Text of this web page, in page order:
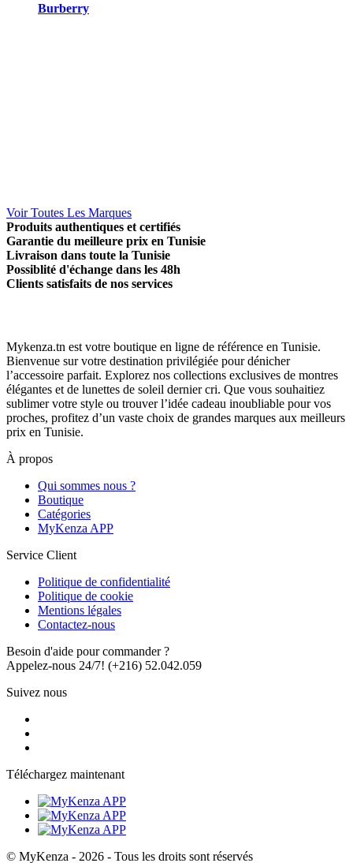
Burberry
Voir Toutes Les Marques
Produits authentiques et certifiés
Garantie du meilleure prix en Tunisie
Livraison dans toute la Tunisie
Possiblité d'échange dans les 48h
Clients satisfaits de nos services
Mykenza.tn est votre boutique en ligne de référence en Tunisie.
Bienvenue sur votre destination privilégiée pour dénicher
l’accessoire parfait. Explorez nos collections exclusives de montres
élégantes et de lunettes de soleil dernier cri. Que vous souhaitiez
sublimer votre style ou trouver l’idée cadeau inoubliable pour vos
proches, profitez d’un vaste choix de grandes marques aux meilleurs
prix en Tunisie.
À propos
Qui sommes nous ?
Boutique
Catégories
MyKenza APP
Service Client
Politique de confidentialité
Politique de cookie
Mentions légales
Contactez-nous
Besoin d'aide pour commander ?
Appelez-nous 24/7! (+216) 52.042.059
Suivez nous
Téléchargez maintenant
© MyKenza - 2026 - Tous les droits sont réservés